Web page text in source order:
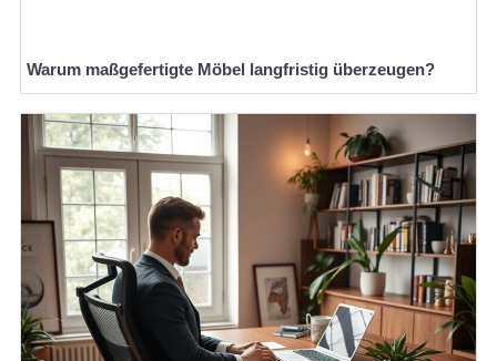
Warum maßgefertigte Möbel langfristig überzeugen?